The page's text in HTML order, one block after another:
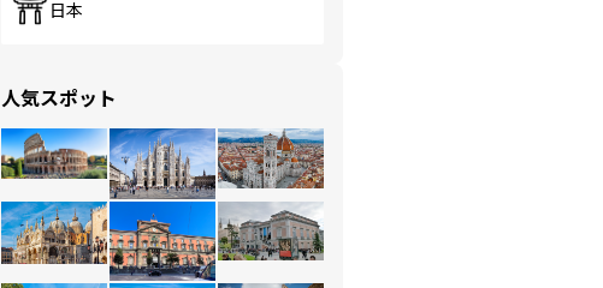
日本
人気スポット